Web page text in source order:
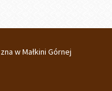
w Małkini Górnej